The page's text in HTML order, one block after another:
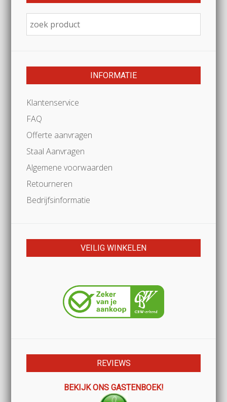
INFORMATIE
Klantenservice
FAQ
Offerte aanvragen
Staal Aanvragen
Algemene voorwaarden
Retourneren
Bedrijfsinformatie
VEILIG WINKELEN
REVIEWS
BEKIJK ONS GASTENBOEK!